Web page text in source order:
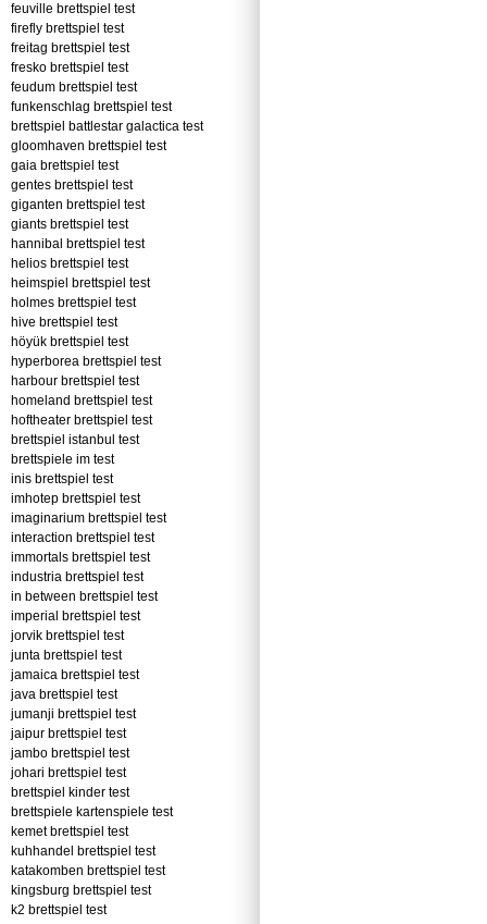
feuville brettspiel test
firefly brettspiel test
freitag brettspiel test
fresko brettspiel test
feudum brettspiel test
funkenschlag brettspiel test
brettspiel battlestar galactica test
gloomhaven brettspiel test
gaia brettspiel test
gentes brettspiel test
giganten brettspiel test
giants brettspiel test
hannibal brettspiel test
helios brettspiel test
heimspiel brettspiel test
holmes brettspiel test
hive brettspiel test
höyük brettspiel test
hyperborea brettspiel test
harbour brettspiel test
homeland brettspiel test
hoftheater brettspiel test
brettspiel istanbul test
brettspiele im test
inis brettspiel test
imhotep brettspiel test
imaginarium brettspiel test
interaction brettspiel test
immortals brettspiel test
industria brettspiel test
in between brettspiel test
imperial brettspiel test
jorvik brettspiel test
junta brettspiel test
jamaica brettspiel test
java brettspiel test
jumanji brettspiel test
jaipur brettspiel test
jambo brettspiel test
johari brettspiel test
brettspiel kinder test
brettspiele kartenspiele test
kemet brettspiel test
kuhhandel brettspiel test
katakomben brettspiel test
kingsburg brettspiel test
k2 brettspiel test